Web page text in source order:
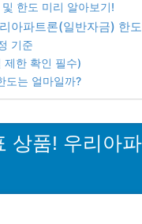
한도 미리 알아보기!
아파트론(일반자금) 한
기준
제한 확인 필수)
도는 얼마일까?
상품! 우리아